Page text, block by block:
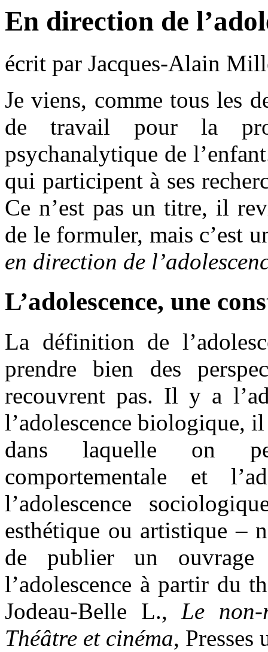
En direction de
écrit par Jacques-Alain
Je viens, comme tous les
de travail pour la
psychanalytique de
qui participent à ses
Ce n’est pas un titre, il
de le formuler, mais c’est
en direction de
L’adolescence, une
La définition de
prendre bien des
recouvrent pas. Il y a
l’adolescence biologique,
dans laquelle on
comportementale et
l’adolescence
esthétique ou artistique –
de publier un
l’adolescence à partir du
Jodeau-Belle L., Le non-
Théâtre et cinéma, Presses